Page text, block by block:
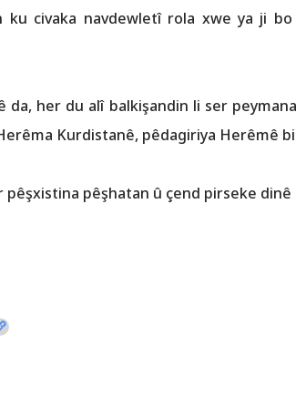
civaka navdewletî rola xwe ya ji
da, her du alî balkişandin li ser
Kurdistanê, pêdagiriya Herêmê
pêşhatan û çend pirseke